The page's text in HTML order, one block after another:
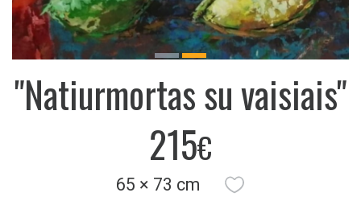
"Natiurmortas su vaisiais"
215€
65 × 73 cm